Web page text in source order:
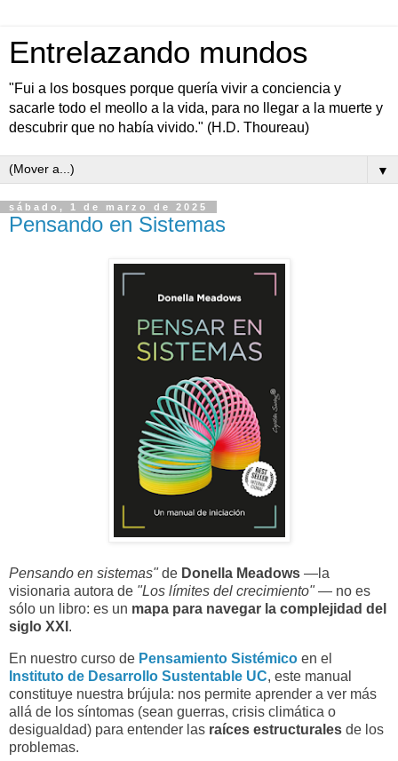
Entrelazando mundos
"Fui a los bosques porque quería vivir a conciencia y
sacarle todo el meollo a la vida, para no llegar a la muerte y
descubrir que no había vivido." (H.D. Thoureau)
▼
sábado, 1 de marzo de 2025
Pensando en Sistemas
Pensando en sistemas"de Donella Meadows —la
visionaria autora de "Los límites del crecimiento"— no es
sólo un libro: es un mapa para navegar la complejidad del
siglo XXI .
En nuestro curso de Pensamiento Sistémico en el
Instituto de Desarrollo Sustentable UC, este manual
constituye nuestra brújula: nos permite aprender a ver más
allá de los síntomas (sean guerras, crisis climática o
desigualdad) para entender las raíces estructurales de los
problemas.